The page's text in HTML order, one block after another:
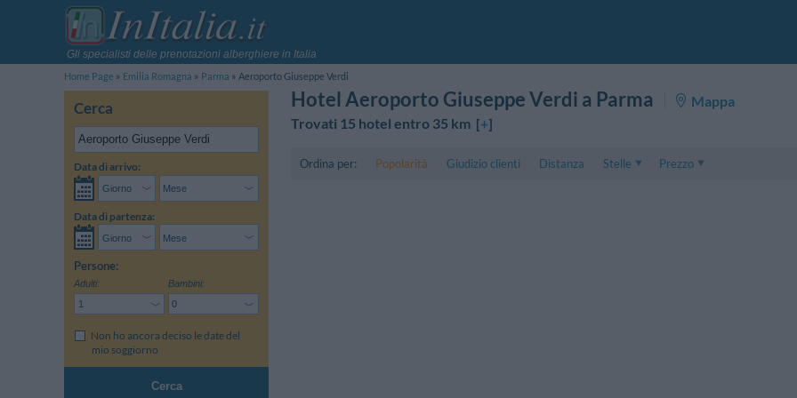
Gli specialisti delle prenotazioni alberghiere in Italia
Home Page
Emilia Romagna Parma Aeroporto Giuseppe Verdi
Cerca
Data di arrivo:
Data di partenza:
Persone:
Adulti: Bambini:
Non ho ancora deciso le date del
mio soggiorno
Cerca
Hotel Aeroporto Giuseppe Verdi a Parma
Mappa
Trovati 15 hotel entro 35 km [+]
Ordina per: Popolarità Giudizio clienti Distanza
Stelle
Prezzo